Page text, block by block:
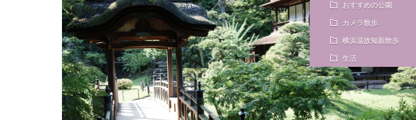
おすすめの公園
カメラ散歩
横浜温故知新散歩
生活